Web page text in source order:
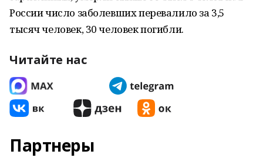
России число заболевших перевалило за 3,5
тысяч человек, 30 человек погибли.
Читайте нас
Партнеры